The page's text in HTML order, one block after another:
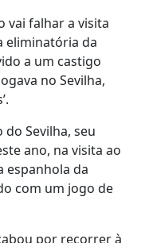
vai falhar a visita
eliminatória da
a um castigo
no Sevilha,
Sevilha, seu
ano, na visita ao
espanhola da
com um jogo de
por recorrer à